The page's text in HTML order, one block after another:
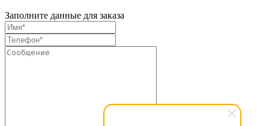
Заполните данные для заказа